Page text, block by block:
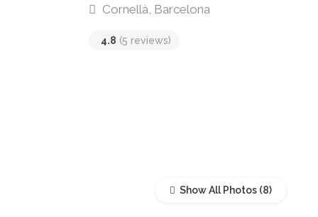
Cornellà, Barcelona
4.8 (5 reviews)
Show All Photos